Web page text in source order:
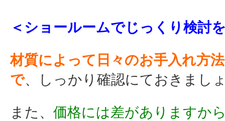
＜ショールームでじっくり検討
材質によって日々のお手入れ方
で、しっかり確認にておきまし
また、 価格には差がありますか